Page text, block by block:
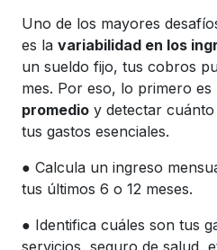
Uno de los mayores
es la variabilidad en los
un sueldo fijo, tus cobros
mes. Por eso, lo primero es
promedio y detectar
tus gastos esenciales.
● Calcula un ingreso
tus últimos 6 o 12 meses.
● Identifica cuáles son tus
servicios, seguro de salud,